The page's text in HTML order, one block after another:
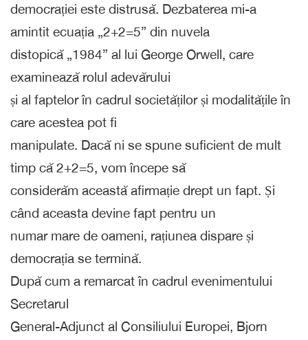
democrației este distrusă. Dezbaterea mi-a
amintit ecuația „2+2=5” din nuvela
distopică „1984” al lui George Orwell, care
examinează rolul adevărului
și al faptelor în cadrul societăților și modalitățile în
care acestea pot fi
manipulate. Dacă ni se spune suficient de mult
timp că 2+2=5, vom începe să
considerăm această afirmație drept un fapt. Și
când aceasta devine fapt pentru un
numar mare de oameni, rațiunea dispare și
democrația se termină.
După cum a remarcat în cadrul evenimentului
Secretarul
General-Adjunct al Consiliului Europei, Bjorn